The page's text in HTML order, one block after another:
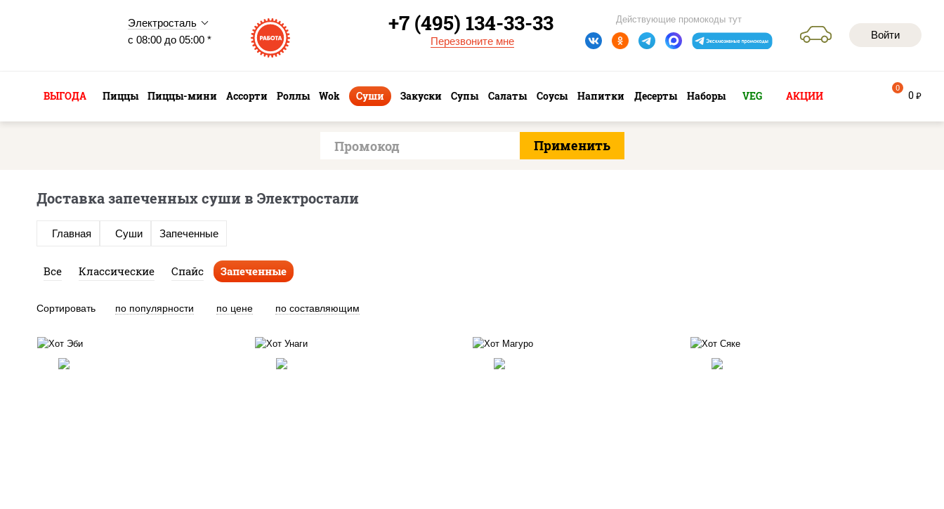
Электросталь
с 08:00 до 05:00 *
Войти
Действующие промокоды тут
+7 (495) 134-33-33
Перезвоните мне
ВЫГОДА Пиццы Пиццы-мини Ассорти Роллы Wok Суши Закуски Супы Салаты Соусы Напитки Десерты Наборы VEG АКЦИИ 0 руб
0
Доставка запеченных суши в Электростали
Главная Суши Запеченные
Все Классические Спайс Запеченные
Сортировать по популярности по цене по составляющим